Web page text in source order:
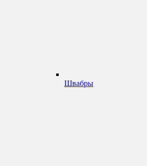
Швабры